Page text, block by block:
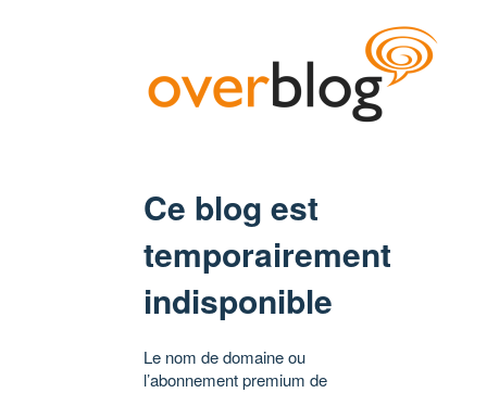
Ce blog est
temporairement
indisponible
Le nom de domaine ou
l’abonnement premium de